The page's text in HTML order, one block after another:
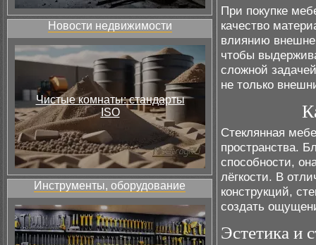
Новости недвижимости
Чистые комнаты: стандарты
ISO
Инструменты, оборудование
При покупке
качество
влиянию
чтобы
сложной
не только
Стеклянная
пространства.
способности,
лёгкости. В
конструкций,
создать
Эстетика и